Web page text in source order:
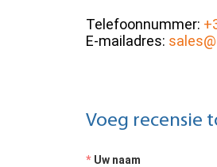
Telefoonnummer:
E-mailadres:
Voeg recensie
Uw naam